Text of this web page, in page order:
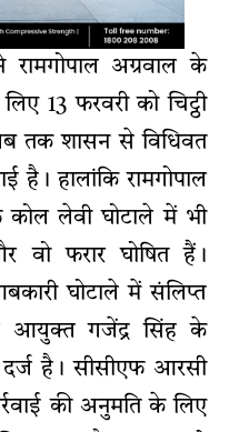
रामगोपाल अग्रवाल के
13 फरवरी को चिट्ठी
तक शासन से विधिवत
है। हालांकि रामगोपाल
कोल लेवी घोटाले में भी
वो फरार घोषित हैं।
घोटाले में संलिप्त
आयुक्त गजेंद्र सिंह के
है। सीसीएफ आरसी
की अनुमति के लिए